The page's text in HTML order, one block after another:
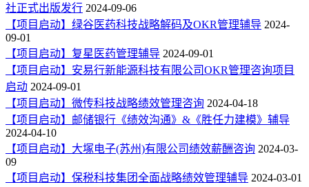
社正式出版发行 2024-09-06
【项目启动】绿谷医药科技战略解码及OKR管理辅导 2024-
09-01
【项目启动】复星医药管理辅导 2024-09-01
【项目启动】安易行新能源科技有限公司OKR管理咨询项目
启动 2024-09-01
【项目启动】微传科技战略绩效管理咨询 2024-04-18
【项目启动】邮储银行《绩效沟通》&《胜任力建模》辅导
2024-04-10
【项目启动】大塚电子(苏州)有限公司绩效薪酬咨询 2024-03-
09
【项目启动】保税科技集团全面战略绩效管理辅导 2024-03-01